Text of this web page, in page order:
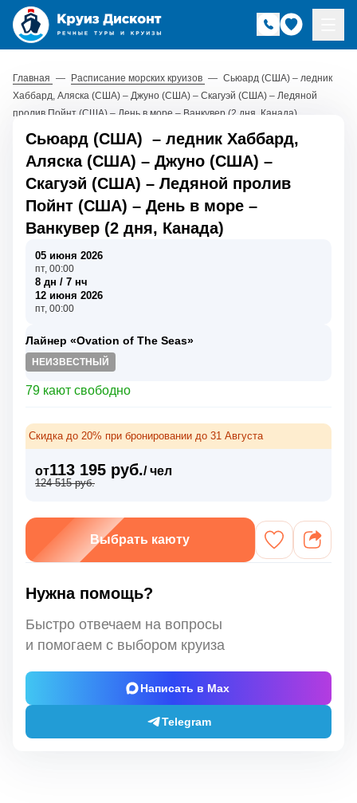
Главная — Расписание морских круизов — Сьюард (США) – ледник
Хаббард, Аляска (США) – Джуно (США) – Скагуэй (США) – Ледяной
пролив Пойнт (США) – День в море – Ванкувер (2 дня, Канада)
Сьюард (США) – ледник Хаббард,
Аляска (США) – Джуно (США) –
Скагуэй (США) – Ледяной пролив
Пойнт (США) – День в море –
Ванкувер (2 дня, Канада)
05 июня 2026
пт, 00:00
8 дн / 7 нч
12 июня 2026
пт, 00:00
Лайнер «Ovation of The Seas»
НЕИЗВЕСТНЫЙ
79 кают свободно
Скидка до 20% при бронировании до 31 Августа
от113 195 руб./ чел
124 515 руб.
Выбрать каюту
Нужна помощь?
Быстро отвечаем на вопросы
и помогаем с выбором круиза
Написать в Max
Telegram